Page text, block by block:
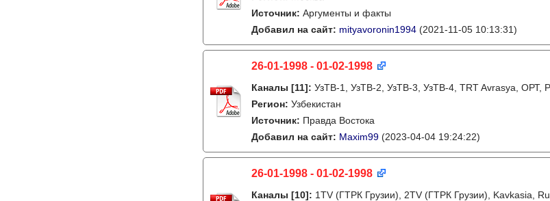
Источник: Аргументы и факты
Добавил на сайт: mityavoronin1994 (2021-11-05 10:13:31)
26-01-1998 - 01-02-1998
Каналы [11]: УзТВ-1, УзТВ-2, УзТВ-3, УзТВ-4, TRT Avrasya, ОРТ,
Регион: Узбекистан
Источник: Правда Востока
Добавил на сайт: Maxim99 (2023-04-04 19:24:22)
26-01-1998 - 01-02-1998
Каналы [10]: 1TV (ГТРК Грузии), 2TV (ГТРК Грузии), Kavkasia,